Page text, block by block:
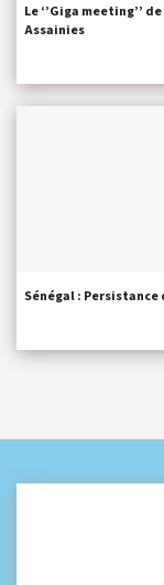
Le ‘’Giga meeting’’
Assainies
Sénégal :